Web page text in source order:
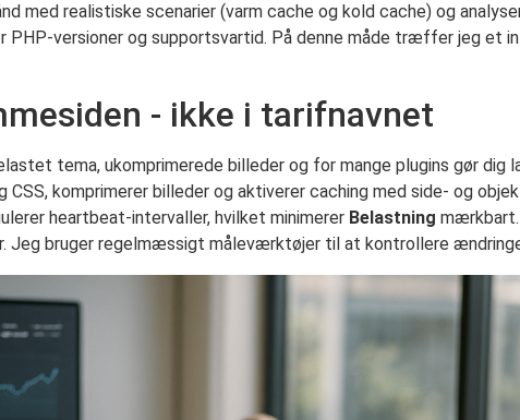
med realistiske scenarier (varm cache og kold cache) og
PHP-versioner og supportsvartid. På denne måde træffer jeg et
- ikke i tarifnavnet
tema, ukomprimerede billeder og for mange plugins gør dig
CSS, komprimerer billeder og aktiverer caching med side- og
heartbeat-intervaller, hvilket minimerer Belastning mærkbart.
bruger regelmæssigt måleværktøjer til at kontrollere